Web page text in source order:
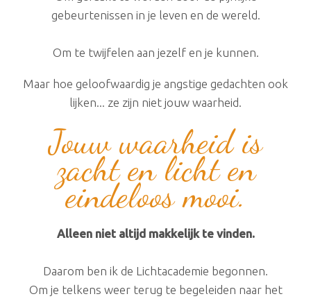
gebeurtenissen in je leven en de wereld.
Om te twijfelen aan jezelf en je kunnen.
Maar hoe geloofwaardig ​je angstige gedachten ook
lijken... ze zijn niet jouw waarheid.
Jouw waarheid is
zacht en licht en
eindeloos mooi​.
​Alleen niet altijd makkelijk te vinden.
Daarom ben ik de Lichtacademie begonnen.
Om je telkens weer terug te begeleiden naar het